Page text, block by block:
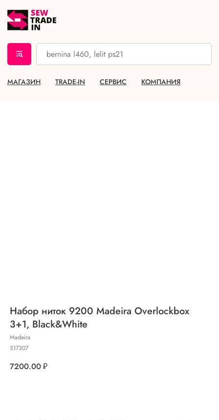
МАГАЗИН TRADE-IN СЕРВИС КОМПАНИЯ
Набор ниток 9200 Madeira Overlockbox
3+1, Black&White
Madeira
517307
7200.00₽